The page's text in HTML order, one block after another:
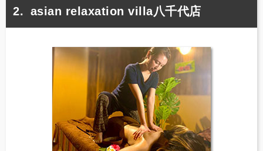
asian relaxation villa八千代店